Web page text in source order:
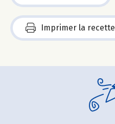
Imprimer la recette